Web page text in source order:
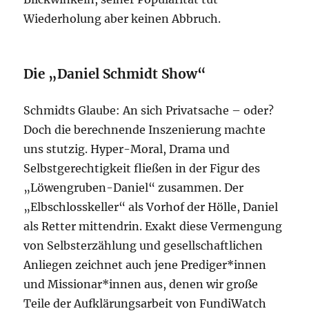
Wiederholung aber keinen Abbruch.
Die „Daniel Schmidt Show“
Schmidts Glaube: An sich Privatsache – oder?
Doch die berechnende Inszenierung machte
uns stutzig. Hyper-Moral, Drama und
Selbstgerechtigkeit fließen in der Figur des
„Löwengruben-Daniel“ zusammen. Der
„Elbschlosskeller“ als Vorhof der Hölle, Daniel
als Retter mittendrin. Exakt diese Vermengung
von Selbsterzählung und gesellschaftlichen
Anliegen zeichnet auch jene Prediger*innen
und Missionar*innen aus, denen wir große
Teile der Aufklärungsarbeit von FundiWatch